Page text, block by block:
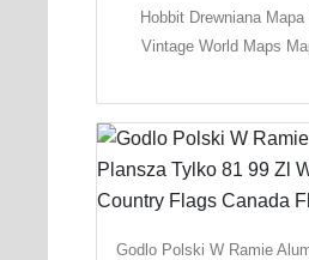
Hobbit Drewniana
Vintage World Maps
Godlo Polski W Ramie